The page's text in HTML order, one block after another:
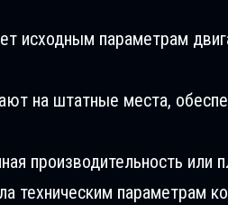
исходным параметрам
на штатные места,
производительность или
параметрам